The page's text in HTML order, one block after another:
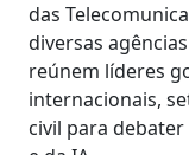
das
diversas
reúnem líderes
internacionais,
civil para